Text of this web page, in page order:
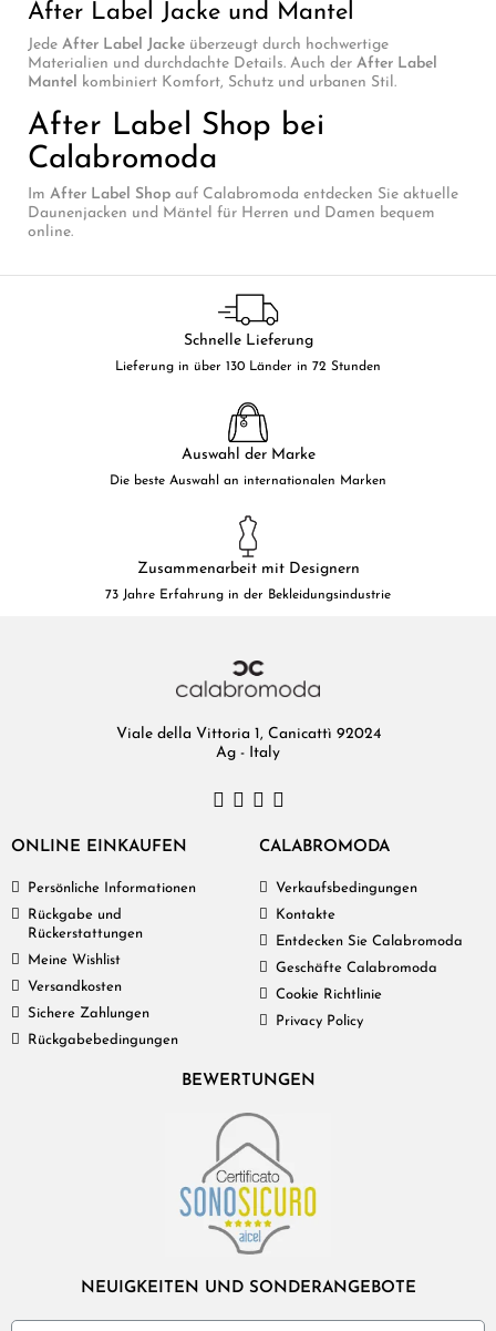
After Label Jacke und Mantel
Jede After Label Jacke überzeugt durch hochwertige
Materialien und durchdachte Details. Auch der After Label
Mantel
kombiniert Komfort, Schutz und urbanen Stil.
After Label Shop bei
Calabromoda
Im After Label Shop auf Calabromoda entdecken Sie aktuelle
Daunenjacken und Mäntel für Herren und Damen bequem
online.
Schnelle Lieferung
Lieferung in über 130 Länder in 72 Stunden
Auswahl der Marke
Die beste Auswahl an internationalen Marken
Zusammenarbeit mit Designern
73 Jahre Erfahrung in der Bekleidungsindustrie
Viale della Vittoria 1, Canicattì 92024
Ag - Italy
ONLINE EINKAUFEN
Persönliche Informationen
Rückgabe und
Rückerstattungen
Meine Wishlist
Versandkosten
Sichere Zahlungen
Rückgabebedingungen
CALABROMODA
Verkaufsbedingungen
Kontakte
Entdecken Sie Calabromoda
Geschäfte Calabromoda
Cookie Richtlinie
Privacy Policy
BEWERTUNGEN
NEUIGKEITEN UND SONDERANGEBOTE